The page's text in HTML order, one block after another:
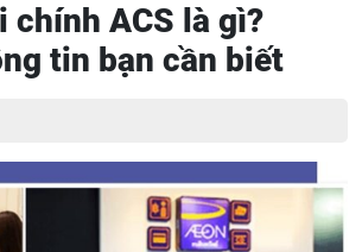
chính ACS là gì?
tin bạn cần biết